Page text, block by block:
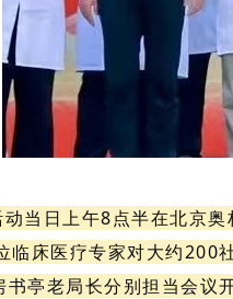
当日上午8点半在北京
临床医疗专家对大约200
亭老局长分别担当会